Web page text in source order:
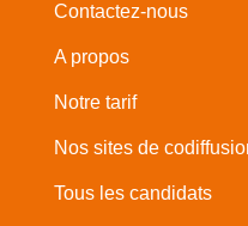
Contactez-nous
A propos
Notre tarif
Nos sites de
Tous les candidats